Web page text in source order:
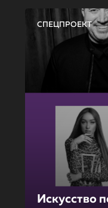
СПЕЦПРОЕКТ
Искусство